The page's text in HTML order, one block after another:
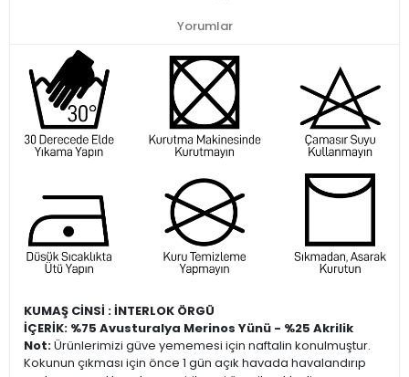
Yorumlar
KUMAŞ CİNSİ : İNTERLOK ÖRGÜ
İÇERİK: %75 Avusturalya Merinos Yünü - %25 Akrilik
Not:Ürünlerimizi güve yememesi için naftalin konulmuştur.
Kokunun çıkması için önce 1 gün açık havada havalandırıp